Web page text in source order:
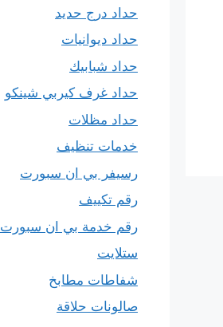
حداد درج حديد
حداد ديوانيات
حداد شبابيك
حداد غرف كيربي شينكو
حداد مظلات
خدمات تنظيف
رسيفر بي ان سبورت
رقم تكييف
رقم خدمة بي ان سبورت
ستلايت
شفاطات مطابخ
صالونات حلاقة